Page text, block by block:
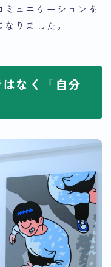
ュニケーションを
りました。
なく「自分